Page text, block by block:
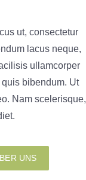
ut, consectetur
lacus neque,
ullamcorper
bibendum. Ut
Nam scelerisque,
UNS